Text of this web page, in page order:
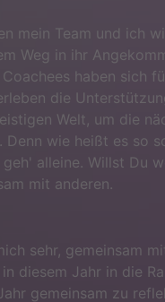
mein Team und ich
Weg in ihr
haben sich
die
Welt, um die
Denn wie heißt es so
geh' alleine. Willst Du
mit anderen.
sehr, gemeinsam
diesem Jahr in die
gemeinsam zu